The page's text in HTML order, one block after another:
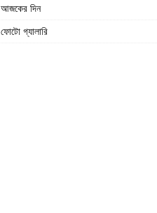
আজকের দিন
ফোটো গ্যালারি